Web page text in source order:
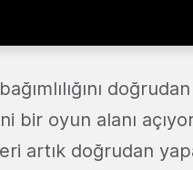
oyun alanı açıyor.
artık doğrudan